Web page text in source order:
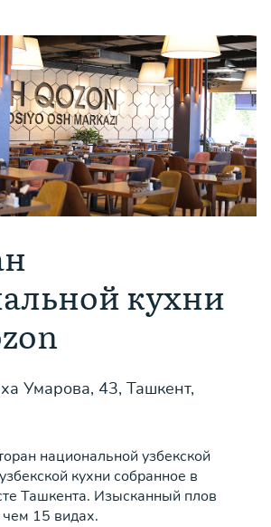
кухни
Умарова, 43, Ташкент,
национальной узбекской
кухни собранное в
Ташкента. Изысканный плов
чем 15 видах.